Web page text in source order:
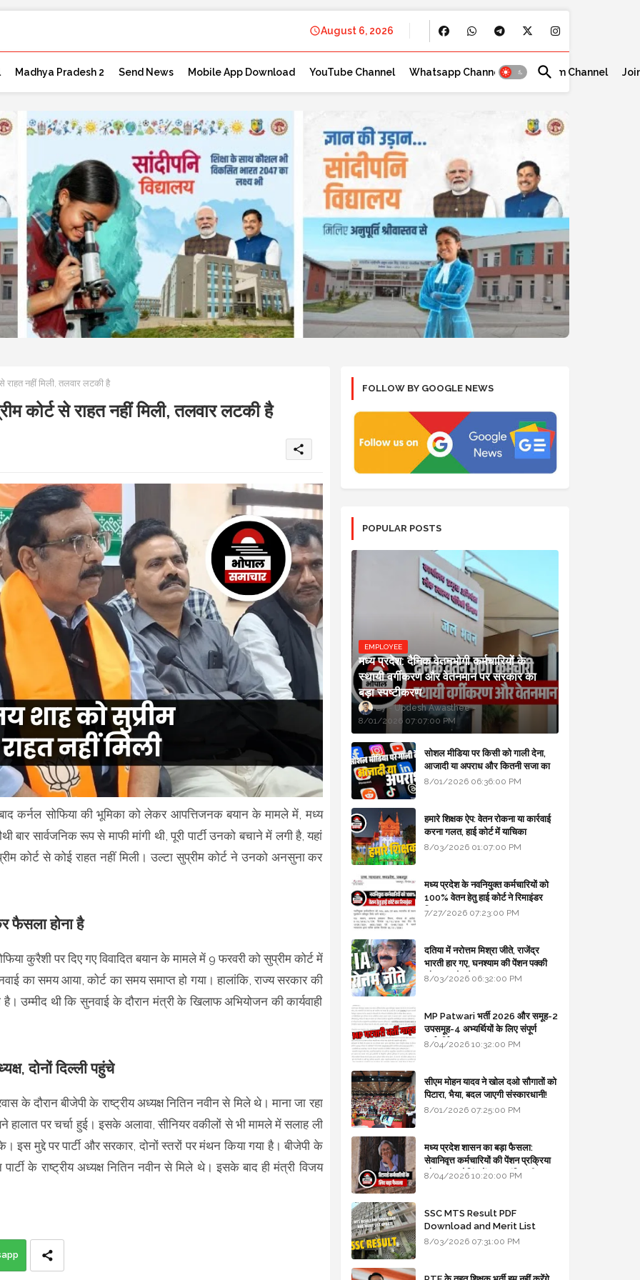
August 6, 2026
Madhya Pradesh 2 Send News Mobile App Download YouTube Channel Whatsapp Channel Telegram Channel
राहत नहीं मिली, तलवार लटकी है
कोर्ट से राहत नहीं मिली, तलवार लटकी है
share
कर्नल सोफिया की भूमिका को लेकर आपत्तिजनक बयान के मामले में, मध्य
सार्वजनिक रूप से माफी मांगी थी, पूरी पार्टी उनको बचाने में लगी है, यहां
कोर्ट से कोई राहत नहीं मिली। उल्टा सुप्रीम कोर्ट ने उनको अनसुना कर
फैसला होना है
कुरैशी पर दिए गए विवादित बयान के मामले में 9 फरवरी को सुप्रीम कोर्ट में
का समय आया, कोर्ट का समय समाप्त हो गया। हालांकि, राज्य सरकार की
उम्मीद थी कि सुनवाई के दौरान मंत्री के खिलाफ अभियोजन की कार्यवाही
दोनों दिल्ली पहुंचे
के दौरान बीजेपी के राष्ट्रीय अध्यक्ष नितिन नवीन से मिले थे। माना जा रहा
पर चर्चा हुई। इसके अलावा, सीनियर वकीलों से भी मामले में सलाह ली
मुद्दे पर पार्टी और सरकार, दोनों स्तरों पर मंथन किया गया है। बीजेपी के
के राष्ट्रीय अध्यक्ष नितिन नवीन से मिले थे। इसके बाद ही मंत्री विजय
FOLLOW BY GOOGLE NEWS
POPULAR POSTS
EMPLOYEE
मध्य प्रदेश: दैनिक वेतनभोगी कर्मचारियों के
स्थायी वर्गीकरण और वेतनमान पर सरकार का
बड़ा स्पष्टीकरण
Updesh Awasthee
8/01/2026 07:07:00 PM
सोशल मीडिया पर किसी को गाली देना,
आजादी या अपराध और कितनी सजा का
प्रावधान - free legal advice
8/01/2026 06:36:00 PM
हमारे शिक्षक ऐप: वेतन रोकना या कार्रवाई
करना गलत, हाई कोर्ट में याचिका
8/03/2026 01:07:00 PM
मध्य प्रदेश के नवनियुक्त कर्मचारियों को
100% वेतन हेतु हाई कोर्ट ने रिमाइंडर
लिखा
7/27/2026 07:23:00 PM
दतिया में नरोत्तम मिश्रा जीते, राजेंद्र
भारती हार गए, घनश्याम की पेंशन पक्की
और आशुतोष बैक टू...
8/03/2026 06:32:00 PM
MP Patwari भर्ती 2026 और समूह-2
उपसमूह-4 अभ्यर्थियों के लिए संपूर्ण
मार्गदर्शिका
8/04/2026 10:32:00 PM
सीएम मोहन यादव ने खोल दओ सौगातों को
पिटारा, भैया, बदल जाएगी संस्कारधानी!
8/01/2026 07:25:00 PM
मध्य प्रदेश शासन का बड़ा फैसला:
सेवानिवृत्त कर्मचारियों की पेंशन प्रक्रिया
और बजट कोडिंग में हुए क्रांतिकारी
8/04/2026 10:20:00 PM
SSC MTS Result PDF
Download and Merit List
Update
8/03/2026 07:31:00 PM